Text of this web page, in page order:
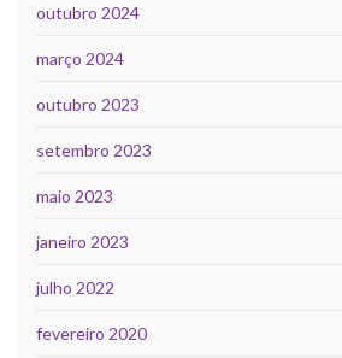
outubro 2024
março 2024
outubro 2023
setembro 2023
maio 2023
janeiro 2023
julho 2022
fevereiro 2020